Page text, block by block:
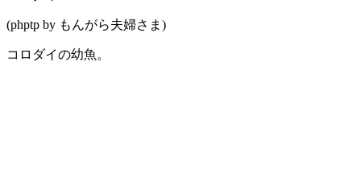
(phptp by もんがら夫婦さま)
コロダイの幼魚。